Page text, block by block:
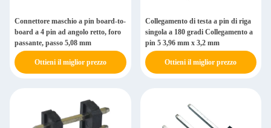
Connettore maschio a pin board-to-
board a 4 pin ad angolo retto, foro
passante, passo 5,08 mm
Ottieni il miglior prezzo
Collegamento di testa a pin di riga
singola a 180 gradi Collegamento a
pin 5 3,96 mm x 3,2 mm
Ottieni il miglior prezzo